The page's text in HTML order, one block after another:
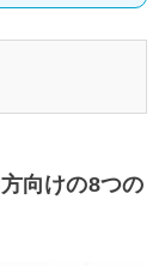
向けの8つの